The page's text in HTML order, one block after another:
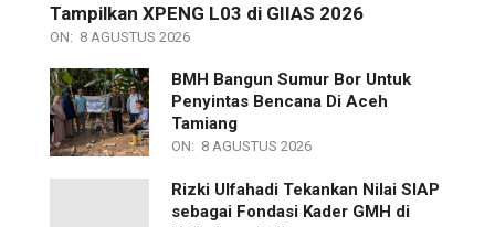
Tampilkan XPENG L03 di GIIAS 2026
ON: 8 AGUSTUS 2026
BMH Bangun Sumur Bor Untuk
Penyintas Bencana Di Aceh
Tamiang
ON: 8 AGUSTUS 2026
Rizki Ulfahadi Tekankan Nilai SIAP
sebagai Fondasi Kader GMH di